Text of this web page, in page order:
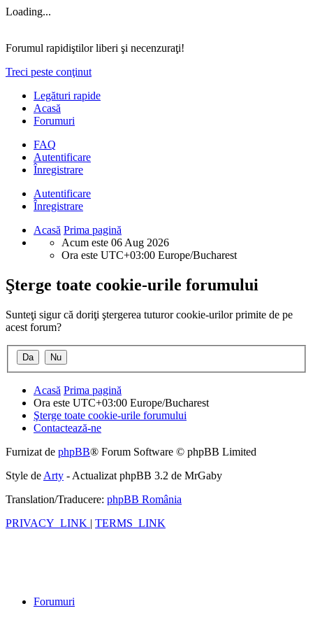
Loading...
Forumul rapidiştilor liberi şi necenzuraţi!
Treci peste conţinut
Legături rapide
Acasă
Forumuri
FAQ
Autentificare
Înregistrare
Autentificare
Înregistrare
Acasă Prima pagină
Acum este 06 Aug 2026
Ora este UTC+03:00 Europe/Bucharest
Şterge toate cookie-urile forumului
Sunteţi sigur că doriţi ştergerea tuturor cookie-urilor primite de pe
acest forum?
Acasă Prima pagină
Ora este UTC+03:00 Europe/Bucharest
Şterge toate cookie-urile forumului
Contactează-ne
Furnizat de phpBB® Forum Software © phpBB Limited
Style deArty - Actualizat phpBB 3.2 de MrGaby
Translation/Traducere: phpBB România
PRIVACY_LINK | TERMS_LINK
Forumuri